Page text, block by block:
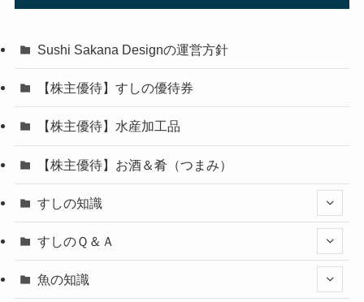
Sushi Sakana Designの運営方針
【株主優待】すしの優待券
【株主優待】水産加工品
【株主優待】お酒＆肴（つまみ）
すしの知識
すしのＱ＆Ａ
魚の知識